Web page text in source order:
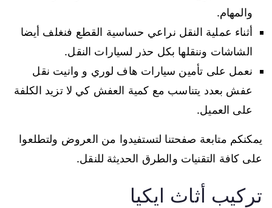
والمهام.
أثناء عملية النقل نراعي حساسية القطع فنغلف أيضا
الشاشات وننقلها بكل حذر لسيارات النقل.
نعمل على تأمين سيارات هاف لوري و وانيت نقل
عفش بعدد يتناسب مع كمية العفش كي لا تزيد الكلفة
على العميل.
يمكنكم متابعة صفحتنا لتستفيدوا من العروض ولتطلعوا
على كافة التقنيات والطرق الحديثة للنقل.
تركيب أثاث ايكيا